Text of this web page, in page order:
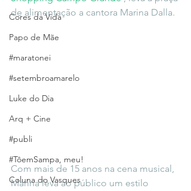
Cores da Vida
Papo de Mãe
#maratonei
#setembroamarelo
Luke do Dia
Arq + Cine
#publi
#TôemSampa, meu!
Coluna do Vasques
de alimentação a cantora Marina Dalla.
Com mais de 15 anos na cena musical,
Marina leva ao público um estilo